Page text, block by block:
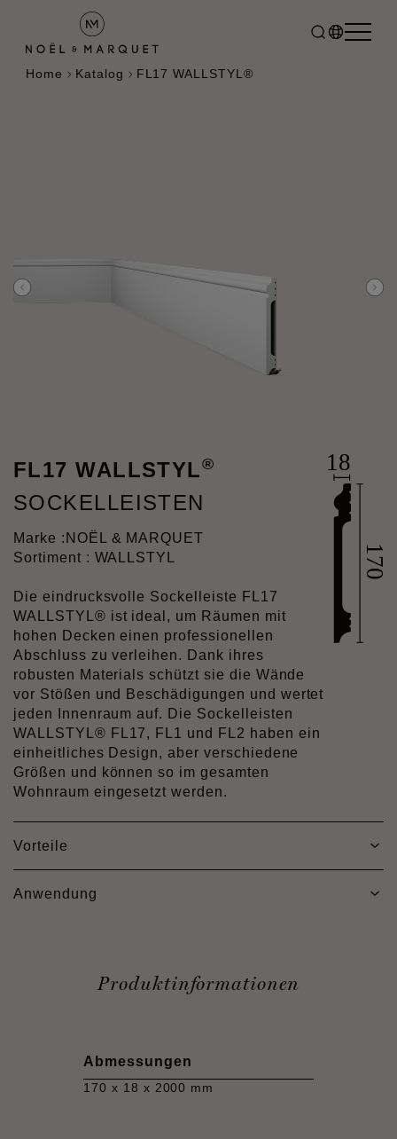
Home Katalog FL17 WALLSTYL®
FL17 WALLSTYL®
SOCKELLEISTEN
Marke : NOËL & MARQUET
Sortiment : WALLSTYL
Die eindrucksvolle Sockelleiste FL17
WALLSTYL® ist ideal, um Räumen mit
hohen Decken einen professionellen
Abschluss zu verleihen. Dank ihres
robusten Materials schützt sie die Wände
vor Stößen und Beschädigungen und wertet
jeden Innenraum auf. Die Sockelleisten
WALLSTYL® FL17, FL1 und FL2 haben ein
einheitliches Design, aber verschiedene
Größen und können so im gesamten
Wohnraum eingesetzt werden.
Vorteile
Anwendung
Produktinformationen
Abmessungen
170 x 18 x 2000 mm